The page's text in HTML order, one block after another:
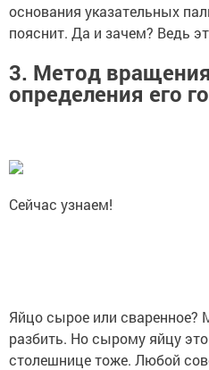
основания указательных
пояснит. Да и зачем? Ведь
3. Метод
определения его
Сейчас узнаем!
Яйцо сырое или сваренное?
разбить. Но сырому яйцу
столешнице тоже. Любой